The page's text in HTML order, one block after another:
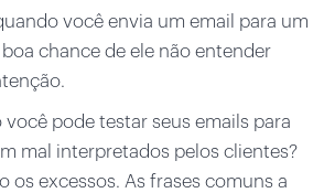
você envia um email para um
chance de ele não entender
você pode testar seus emails para
mal interpretados pelos clientes?
os excessos. As frases comuns a